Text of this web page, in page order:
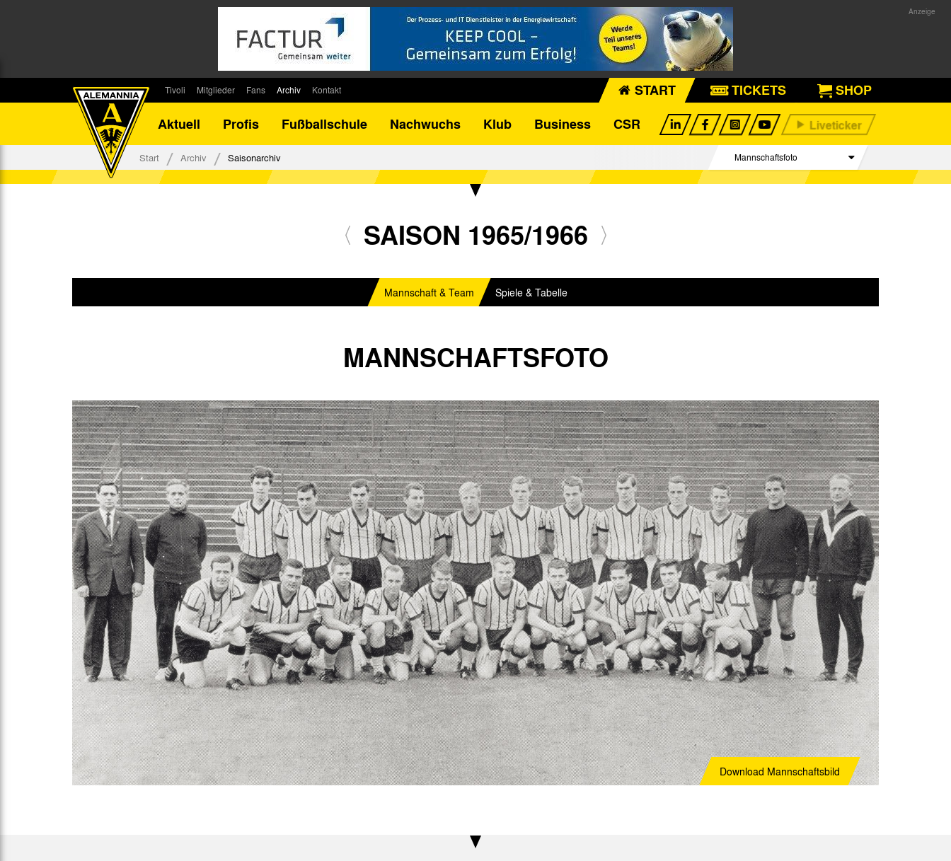
Tivoli
Stadionsprecher
Stadiongaststätte Klömpchensklub
Mitglieder
Kontakt
Fans
Fanbeirat
Fan-Klubs
Archiv
Bilanz DFB-Pokal
Kontakt START TICKETS
SHOP
Aktuell
Profis Fußballschule Nachwuchs Klub Business CSR
Start Archiv Saisonarchiv
Mannschaftsfoto
Spieler
SAISON 1965/1966
Mannschaft & Team Spiele & Tabelle
MANNSCHAFTSFOTO
Download Mannschaftsbild